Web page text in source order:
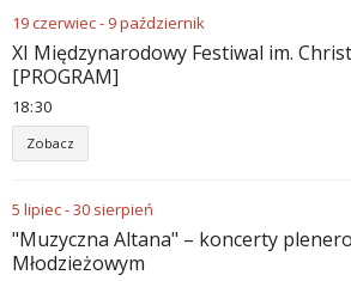
19czerwiec- 9październik
XI Międzynarodowy Festiwal im.
[PROGRAM]
18:30
Zobacz
5 lipiec-30 sierpień
"Muzyczna Altana" – koncerty
Młodzieżowym